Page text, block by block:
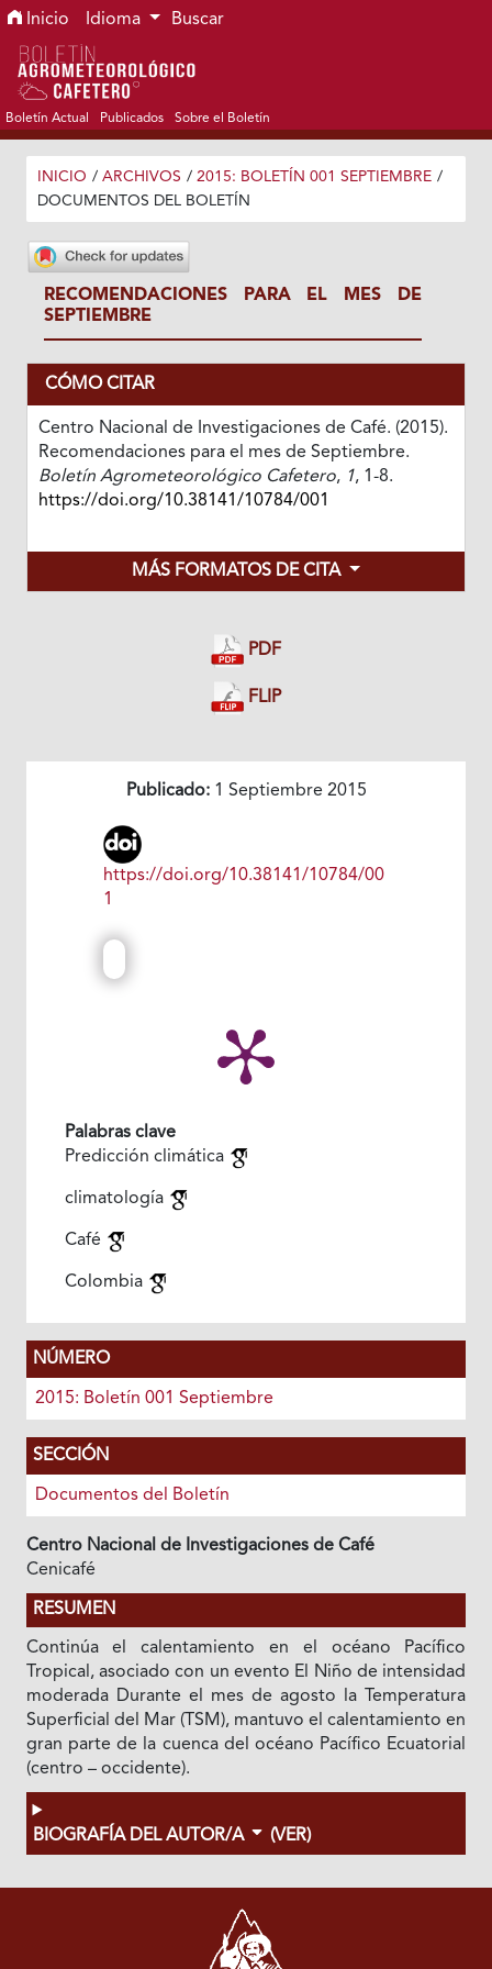
Ir al menú de navegación principal
Ir al contenido principal
Ir al pie de página del sitio
Inicio Idioma Buscar
Boletín Actual Publicados Sobre el Boletín
INICIO / ARCHIVOS / 2015: BOLETÍN 001 SEPTIEMBRE /
DOCUMENTOS DEL BOLETÍN
RECOMENDACIONES PARA EL MES DE
SEPTIEMBRE
CÓMO CITAR
Centro Nacional de Investigaciones de Café. (2015).
Recomendaciones para el mes de Septiembre.
Boletín Agrometeorológico Cafetero, 1, 1-8.
https://doi.org/10.38141/10784/001
MÁS FORMATOS DE CITA
PDF
FLIP
Publicado:1 Septiembre 2015
https://doi.org/10.38141/10784/00
1
Palabras clave
Predicción climática
climatología
Café
Colombia
NÚMERO
2015: Boletín 001 Septiembre
SECCIÓN
Documentos del Boletín
Centro Nacional de Investigaciones de Café
Cenicafé
RESUMEN
Continúa el calentamiento en el océano Pacífico
Tropical, asociado con un evento El Niño de intensidad
moderada Durante el mes de agosto la Temperatura
Superficial del Mar (TSM), mantuvo el calentamiento en
gran parte de la cuenca del océano Pacífico Ecuatorial
(centro – occidente).
BIOGRAFÍA DEL AUTOR/A (VER)